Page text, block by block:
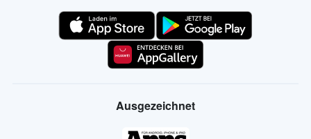
Ausgezeichnet